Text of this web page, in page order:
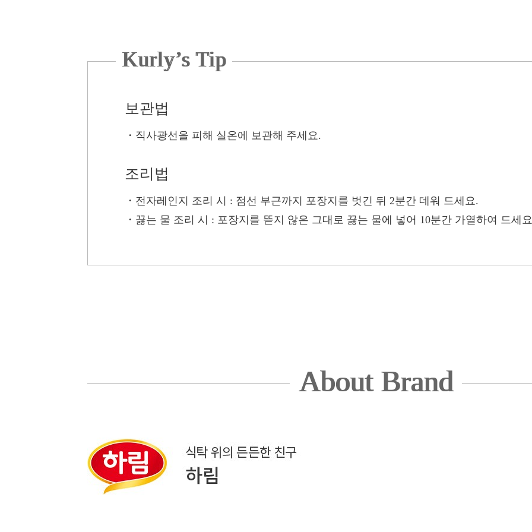
Kurly’s Tip
보관법
・ 직사광선을 피해 실온에 보관해 주세요.
조리법
・전자레인지 조리 시
: 점선 부근까지 포장지를 벗긴 뒤 2분간 데워 드세요.
・끓는 물 조리 시 : 포장지를 뜯지 않은 그대로 끓는 물에 넣어 10분간 가열하여 드세
About Brand